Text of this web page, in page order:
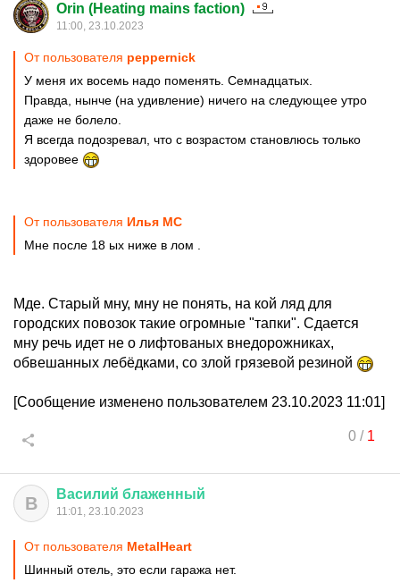
Orin (Heating mains faction)
11:00, 23.10.2023
От пользователя peppernick
У меня их восемь надо поменять. Семнадцатых.
Правда, нынче (на удивление) ничего на следующее утро
даже не болело.
Я всегда подозревал, что с возрастом становлюсь только
здоровее
От пользователя Илья MC
Мне после 18 ых ниже в лом .
Мде. Старый мну, мну не понять, на кой ляд для
городских повозок такие огромные "тапки". Сдается
мну речь идет не о лифтованых внедорожниках,
обвешанных лебёдками, со злой грязевой резиной
[Сообщение изменено пользователем 23.10.2023 11:01]
0/ 1
В Василий блаженный
11:01, 23.10.2023
От пользователя MetalHeart
Шинный отель, это если гаража нет.